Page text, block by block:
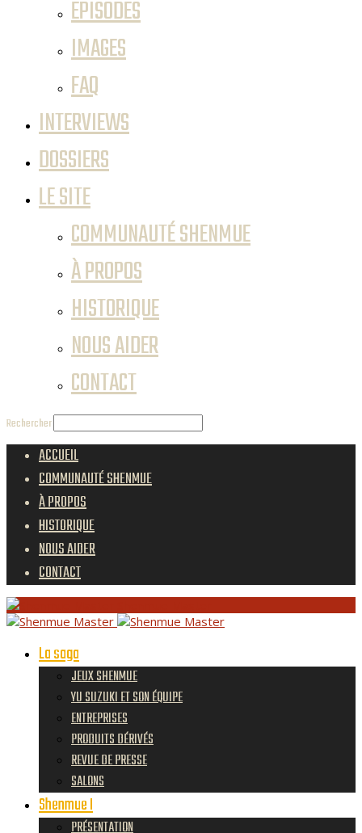
EPISODES
IMAGES
FAQ
INTERVIEWS
DOSSIERS
LE SITE
COMMUNAUTÉ SHENMUE
À PROPOS
HISTORIQUE
NOUS AIDER
CONTACT
Rechercher
ACCUEIL
COMMUNAUTÉ SHENMUE
À PROPOS
HISTORIQUE
NOUS AIDER
CONTACT
La saga
JEUX SHENMUE
YU SUZUKI ET SON ÉQUIPE
ENTREPRISES
PRODUITS DÉRIVÉS
REVUE DE PRESSE
SALONS
Shenmue I
PRÉSENTATION